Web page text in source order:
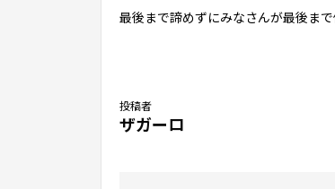
最後まで諦めずにみなさんが最後ま
投稿者
ザガーロ